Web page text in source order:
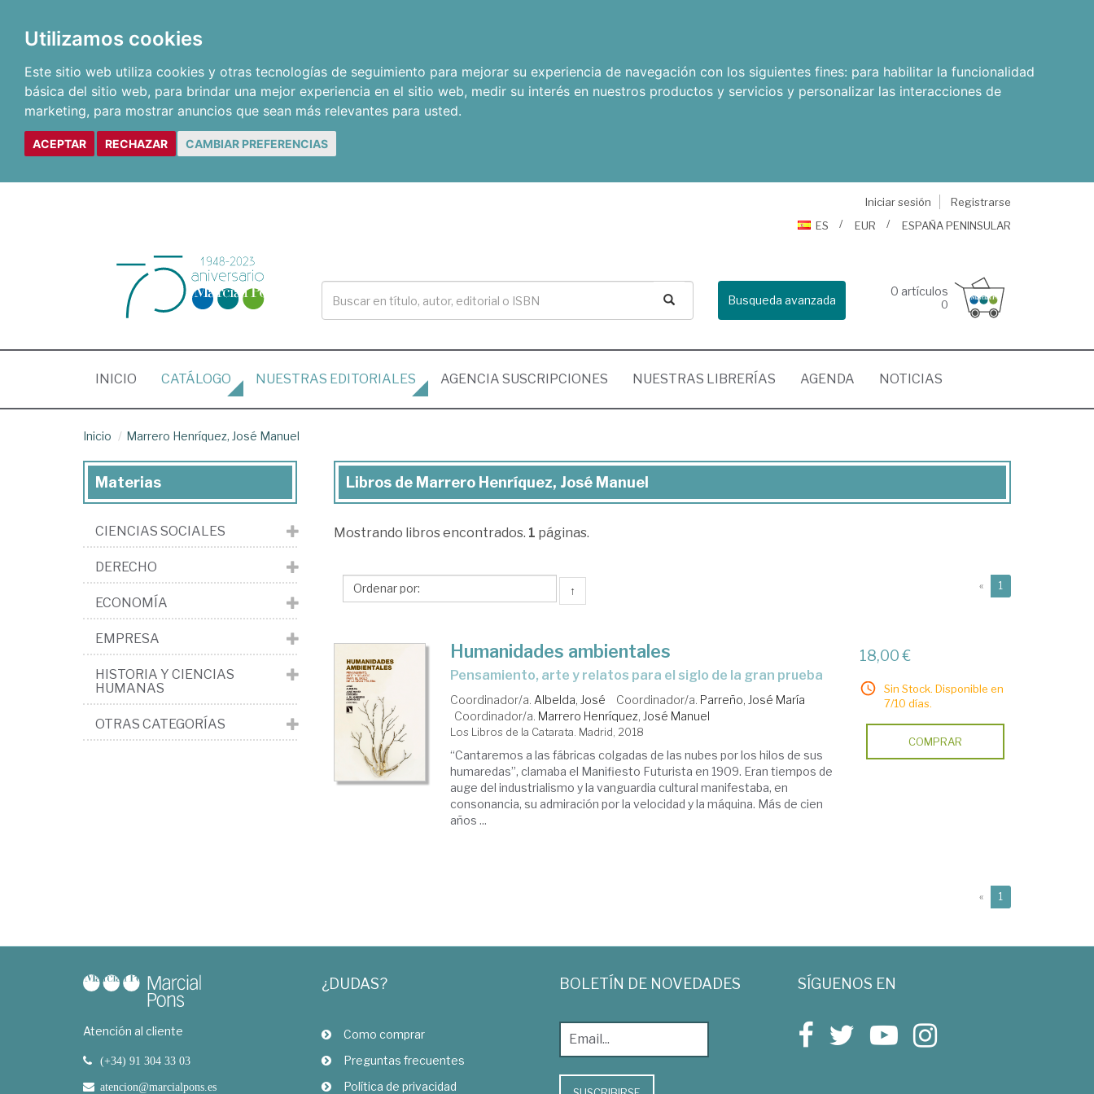
Utilizamos cookies
Este sitio web utiliza cookies y otras tecnologías de seguimiento para mejorar su experiencia de navegación con los siguientes fines: para habilitar la funcionalidad
básica del sitio web, para brindar una mejor experiencia en el sitio web, medir su interés en nuestros productos y servicios y personalizar las interacciones de
marketing, para mostrar anuncios que sean más relevantes para usted.
ACEPTAR RECHAZAR CAMBIAR PREFERENCIAS
Iniciar sesión
Registrarse
ES
EUR ESPAÑA PENINSULAR
Busqueda avanzada
0 artículos
0
INICIO (CURRENT)
CATÁLOGO NUESTRAS EDITORIALES AGENCIA SUSCRIPCIONES NUESTRAS LIBRERÍAS AGENDA NOTICIAS
Inicio Marrero Henríquez, José Manuel
Libros
Marrero
José
Libros de Marrero Henríquez, José Manuel
Mostrando libros encontrados. 1 páginas.
↑ « 1
Humanidades ambientales
pensamiento, arte y relatos para el siglo de la gran prueba
Coordinador/a. Albelda, José Coordinador/a. Parreño, José María
Coordinador/a. Marrero Henríquez, José Manuel
Los Libros de la Catarata. Madrid, 2018
“Cantaremos a las fábricas colgadas de las nubes por los hilos de sus
humaredas”, clamaba el Manifiesto Futurista en 1909. Eran tiempos de
auge del industrialismo y la vanguardia cultural manifestaba, en
consonancia, su admiración por la velocidad y la máquina. Más de cien
años ...
18,00 €
Sin Stock. Disponible en
7/10 días.
COMPRAR
« 1
Materias
CIENCIAS SOCIALES
DERECHO
ECONOMÍA
EMPRESA
HISTORIA Y CIENCIAS
HUMANAS
OTRAS CATEGORÍAS
Atención al cliente
(+34) 91 304 33 03
atencion@marcialpons.es
¿DUDAS?
Como comprar
Preguntas frecuentes
Política de privacidad
BOLETÍN DE NOVEDADES SÍGUENOS EN